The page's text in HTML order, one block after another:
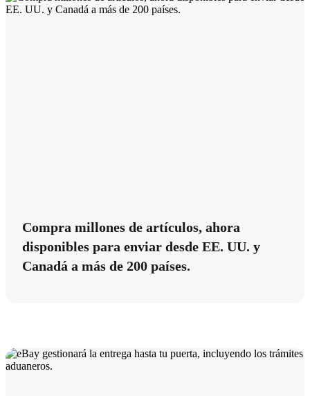
Compra millones de artículos, ahora
disponibles para enviar desde EE. UU. y
Canadá a más de 200 países.